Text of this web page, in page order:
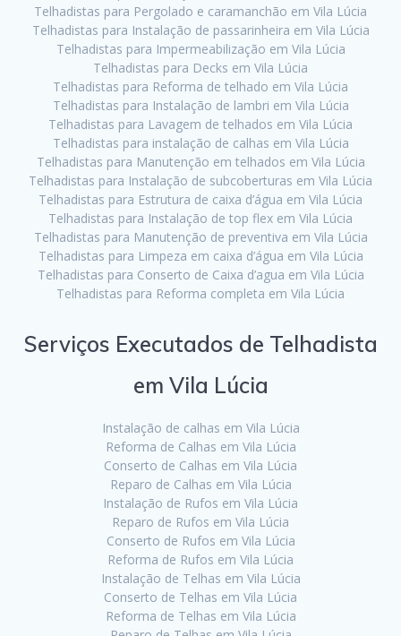
Telhadistas para Pergolado e caramanchão em Vila Lúcia
Telhadistas para Instalação de passarinheira em Vila Lúcia
Telhadistas para Impermeabilização em Vila Lúcia
Telhadistas para Decks em Vila Lúcia
Telhadistas para Reforma de telhado em Vila Lúcia
Telhadistas para Instalação de lambri em Vila Lúcia
Telhadistas para Lavagem de telhados em Vila Lúcia
Telhadistas para instalação de calhas em Vila Lúcia
Telhadistas para Manutenção em telhados em Vila Lúcia
Telhadistas para Instalação de subcoberturas em Vila Lúcia
Telhadistas para Estrutura de caixa d’água em Vila Lúcia
Telhadistas para Instalação de top flex em Vila Lúcia
Telhadistas para Manutenção de preventiva em Vila Lúcia
Telhadistas para Limpeza em caixa d’água em Vila Lúcia
Telhadistas para Conserto de Caixa d’agua em Vila Lúcia
Telhadistas para Reforma completa em Vila Lúcia
Serviços Executados de Telhadista
em Vila Lúcia
Instalação de calhas em Vila Lúcia
Reforma de Calhas em Vila Lúcia
Conserto de Calhas em Vila Lúcia
Reparo de Calhas em Vila Lúcia
Instalação de Rufos em Vila Lúcia
Reparo de Rufos em Vila Lúcia
Conserto de Rufos em Vila Lúcia
Reforma de Rufos em Vila Lúcia
Instalação de Telhas em Vila Lúcia
Conserto de Telhas em Vila Lúcia
Reforma de Telhas em Vila Lúcia